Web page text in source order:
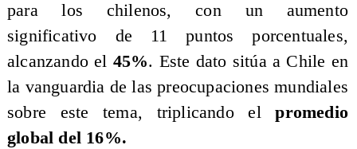
para los chilenos, con un aumento
significativo de 11 puntos porcentuales,
alcanzando el 45%. Este dato sitúa a Chile en
la vanguardia de las preocupaciones mundiales
sobre este tema, triplicando elpromedio
global del 16%.